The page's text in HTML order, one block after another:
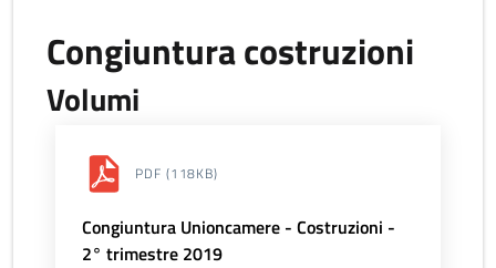
Congiuntura costruzioni
Volumi
PDF (118KB)
Congiuntura Unioncamere - Costruzioni -
2° trimestre 2019